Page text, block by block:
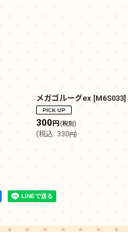
メガゴルーグex [M6S033]
300円 (税別)
(税込: 330円)